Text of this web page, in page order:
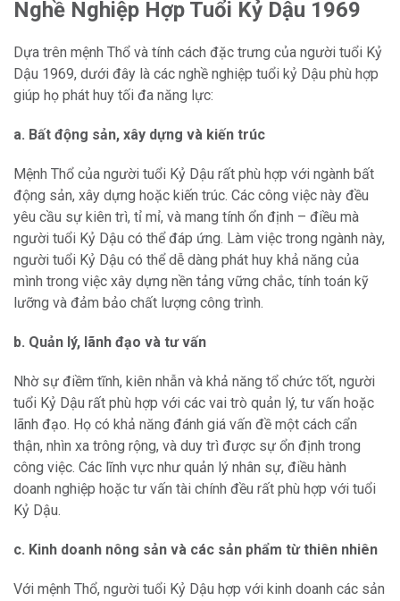
Nghề Nghiệp Hợp Tuổi Kỷ Dậu 1969
Dựa trên mệnh Thổ và tính cách đặc trưng của người tuổi Kỷ
Dậu 1969, dưới đây là các nghề nghiệp tuổi kỷ Dậu phù hợp
giúp họ phát huy tối đa năng lực:
a. Bất động sản, xây dựng và kiến trúc
Mệnh Thổ của người tuổi Kỷ Dậu rất phù hợp với ngành bất
động sản, xây dựng hoặc kiến trúc. Các công việc này đều
yêu cầu sự kiên trì, tỉ mỉ, và mang tính ổn định – điều mà
người tuổi Kỷ Dậu có thể đáp ứng. Làm việc trong ngành này,
người tuổi Kỷ Dậu có thể dễ dàng phát huy khả năng của
mình trong việc xây dựng nền tảng vững chắc, tính toán kỹ
lưỡng và đảm bảo chất lượng công trình.
b. Quản lý, lãnh đạo và tư vấn
Nhờ sự điềm tĩnh, kiên nhẫn và khả năng tổ chức tốt, người
tuổi Kỷ Dậu rất phù hợp với các vai trò quản lý, tư vấn hoặc
lãnh đạo. Họ có khả năng đánh giá vấn đề một cách cẩn
thận, nhìn xa trông rộng, và duy trì được sự ổn định trong
công việc. Các lĩnh vực như quản lý nhân sự, điều hành
doanh nghiệp hoặc tư vấn tài chính đều rất phù hợp với tuổi
Kỷ Dậu.
c. Kinh doanh nông sản và các sản phẩm từ thiên nhiên
Với mệnh Thổ, người tuổi Kỷ Dậu hợp với kinh doanh các sản